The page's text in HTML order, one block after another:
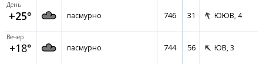
День
+25° пасмурно 746 31 ЮЮВ, 4
Вечер
+18° пасмурно 744 56 ЮВ, 3